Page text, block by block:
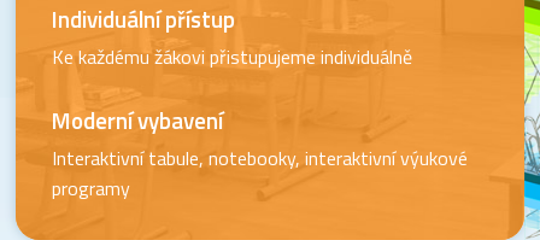
Individuální přístup
Ke každému žákovi přistupujeme individuálně
Moderní vybavení
Interaktivní tabule, notebooky, interaktivní výukové
programy